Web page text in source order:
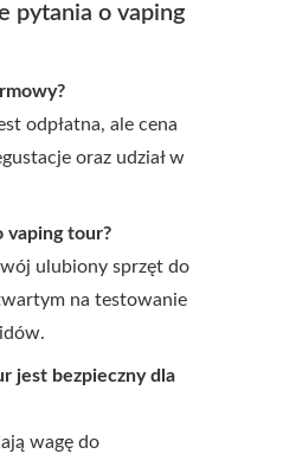
pytania o vaping
odpłatna, ale cena
oraz udział w
vaping tour?
ulubiony sprzęt do
na testowanie
jest bezpieczny dla
wagę do